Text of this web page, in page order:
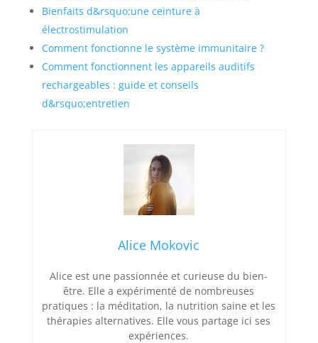
Bienfaits d&rsquo;une ceinture à
électrostimulation
Comment fonctionne le système immunitaire ?
Comment fonctionnent les appareils auditifs
rechargeables : guide et conseils
d&rsquo;entretien
Alice Mokovic
Alice est une passionnée et curieuse du bien-
être. Elle a expérimenté de nombreuses
pratiques : la méditation, la nutrition saine et les
thérapies alternatives. Elle vous partage ici ses
expériences.